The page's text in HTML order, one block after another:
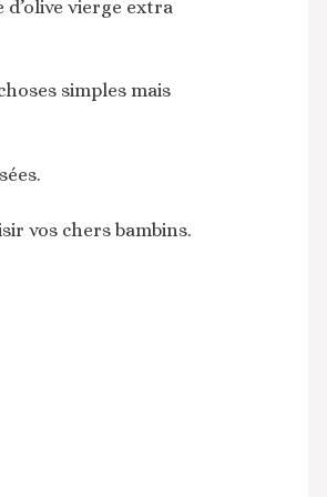
d’olive vierge extra
simples mais
vos chers bambins.